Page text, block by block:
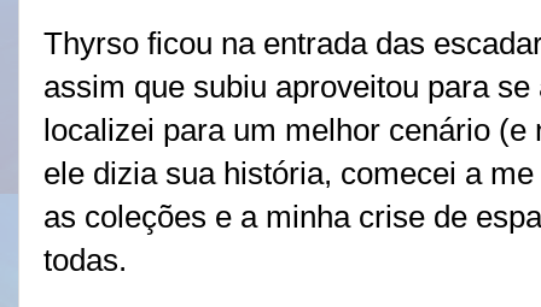
Thyrso ficou na entrada das
assim que subiu aproveitou para
localizei para um melhor cenário
ele dizia sua história, comecei a
as coleções e a minha crise de
todas.